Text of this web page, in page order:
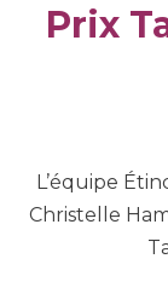
Prix
L’équipe
Christelle